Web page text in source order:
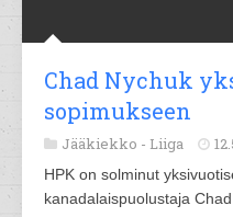
Chad Nychuk
sopimukseen
Jääkiekko - Liiga
HPK on solminut
kanadalaispuolustaja